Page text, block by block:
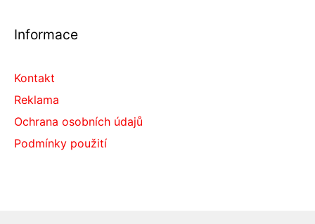
Informace
Kontakt
Reklama
Ochrana osobních údajů
Podmínky použití